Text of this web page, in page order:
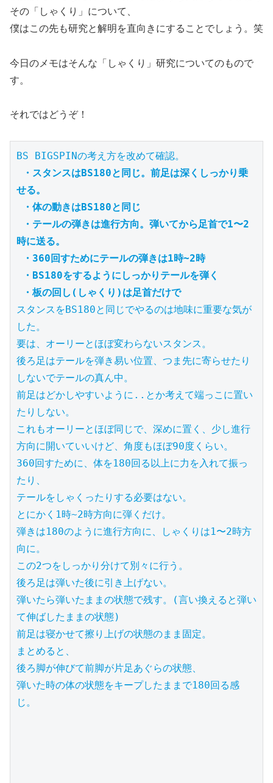
その「しゃくり」について、
僕はこの先も研究と解明を直向きにすることでしょう。笑
今日のメモはそんな「しゃくり」研究についてのもので
す。
それではどうぞ！
BS BIGSPINの考え方を改めて確認。
・スタンスはBS180と同じ。前足は深くしっかり乗
せる。
・体の動きはBS180と同じ
・テールの弾きは進行方向。弾いてから足首で1〜2
時に送る。
・360回すためにテールの弾きは1時~2時
・BS180をするようにしっかりテールを弾く
・板の回し(しゃくり)は足首だけで
スタンスをBS180と同じでやるのは地味に重要な気が
した。
要は、オーリーとほぼ変わらないスタンス。
後ろ足はテールを弾き易い位置、つま先に寄らせたり
しないでテールの真ん中。
前足はどかしやすいように..とか考えて端っこに置い
たりしない。
これもオーリーとほぼ同じで、深めに置く、少し進行
方向に開いていいけど、角度もほぼ90度くらい。
360回すために、体を180回る以上に力を入れて振っ
たり、
テールをしゃくったりする必要はない。
とにかく1時~2時方向に弾くだけ。
弾きは180のように進行方向に、しゃくりは1〜2時方
向に。
この2つをしっかり分けて別々に行う。
後ろ足は弾いた後に引き上げない。
弾いたら弾いたままの状態で残す。(言い換えると弾い
て伸ばしたままの状態)
前足は寝かせて擦り上げの状態のまま固定。
まとめると、
後ろ脚が伸びて前脚が片足あぐらの状態、
弾いた時の体の状態をキープしたままで180回る感
じ。